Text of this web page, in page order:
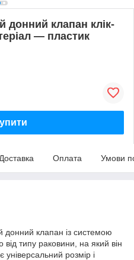
клапан клік-
— пластик
Доставка Оплата Умови
клапан із системою
від типу раковини, на який він
розмір і